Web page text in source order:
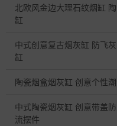
北欧风金边大理石纹烟缸
缸
中式创意复古烟灰缸 防飞
缸
陶瓷烟盒烟灰缸 创意个性
中式陶瓷烟灰缸 创意带盖
流摆件